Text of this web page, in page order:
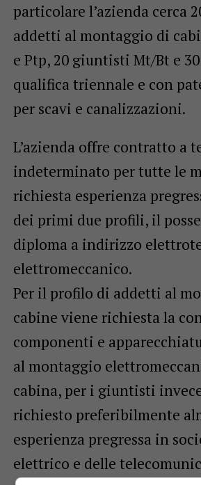
particolare l’azienda cerca
addetti al montaggio di
e Ptp, 20 giuntisti Mt/Bt e
qualifica triennale e con
per scavi e canalizzazioni.
L’azienda offre contratto a
indeterminato per tutte le
richiesta esperienza
dei primi due profili, il
diploma a indirizzo
elettromeccanico.
Per il profilo di addetti al
cabine viene richiesta la
componenti e
al montaggio
cabina, per i giuntisti
richiesto preferibilmente
esperienza pregressa in
elettrico e delle